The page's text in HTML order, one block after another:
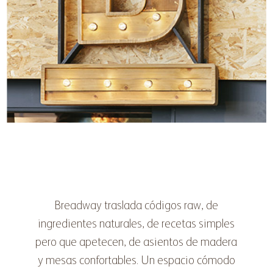
Breadway traslada códigos raw, de
ingredientes naturales, de recetas simples
pero que apetecen, de asientos de madera
y mesas confortables. Un espacio cómodo